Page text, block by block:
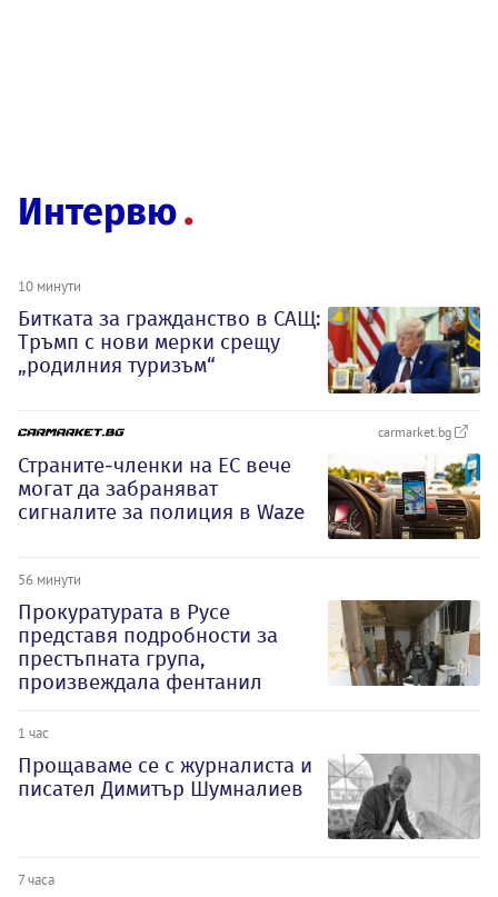
Интервю
10 минути
Битката за гражданство в САЩ:
Тръмп с нови мерки срещу
„родилния туризъм“
carmarket.bg
Страните-членки на ЕС вече
могат да забраняват
сигналите за полиция в Waze
56 минути
Прокуратурата в Русе
представя подробности за
престъпната група,
произвеждала фентанил
1 час
Прощаваме се с журналиста и
писател Димитър Шумналиев
7 часа